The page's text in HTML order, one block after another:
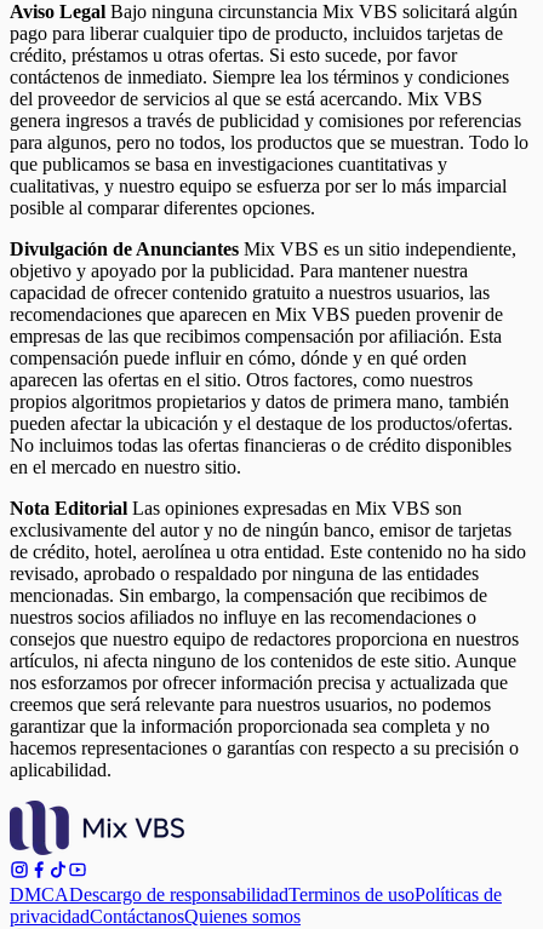
Aviso Legal Bajo ninguna circunstancia Mix VBS solicitará algún
pago para liberar cualquier tipo de producto, incluidos tarjetas de
crédito, préstamos u otras ofertas. Si esto sucede, por favor
contáctenos de inmediato. Siempre lea los términos y condiciones
del proveedor de servicios al que se está acercando. Mix VBS
genera ingresos a través de publicidad y comisiones por referencias
para algunos, pero no todos, los productos que se muestran. Todo lo
que publicamos se basa en investigaciones cuantitativas y
cualitativas, y nuestro equipo se esfuerza por ser lo más imparcial
posible al comparar diferentes opciones.
Divulgación de Anunciantes Mix VBS es un sitio independiente,
objetivo y apoyado por la publicidad. Para mantener nuestra
capacidad de ofrecer contenido gratuito a nuestros usuarios, las
recomendaciones que aparecen en Mix VBS pueden provenir de
empresas de las que recibimos compensación por afiliación. Esta
compensación puede influir en cómo, dónde y en qué orden
aparecen las ofertas en el sitio. Otros factores, como nuestros
propios algoritmos propietarios y datos de primera mano, también
pueden afectar la ubicación y el destaque de los productos/ofertas.
No incluimos todas las ofertas financieras o de crédito disponibles
en el mercado en nuestro sitio.
Nota Editorial Las opiniones expresadas en Mix VBS son
exclusivamente del autor y no de ningún banco, emisor de tarjetas
de crédito, hotel, aerolínea u otra entidad. Este contenido no ha sido
revisado, aprobado o respaldado por ninguna de las entidades
mencionadas. Sin embargo, la compensación que recibimos de
nuestros socios afiliados no influye en las recomendaciones o
consejos que nuestro equipo de redactores proporciona en nuestros
artículos, ni afecta ninguno de los contenidos de este sitio. Aunque
nos esforzamos por ofrecer información precisa y actualizada que
creemos que será relevante para nuestros usuarios, no podemos
garantizar que la información proporcionada sea completa y no
hacemos representaciones o garantías con respecto a su precisión o
aplicabilidad.
DMCADescargo de responsabilidadTerminos de usoPolíticas de
privacidadContáctanosQuienes somos